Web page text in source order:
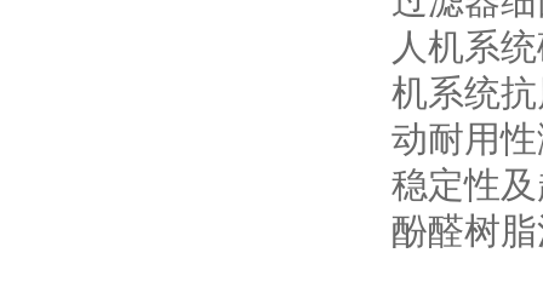
人机系
机系统
动耐用
稳定性
酚醛树